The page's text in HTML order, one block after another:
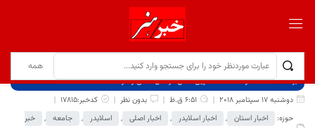
برگ نخست نوشته‌ها
حریق دامن درختان کاهی را گرفت
دوشنبه 17 سپتامبر 2018
6:51 ق.ظ بدون نظر
کدخبر:17815
حوزه:
اخبار استان , اخبار اسلایدر , اخبار اصلی , اسلایدر , جامعه ,
خبر